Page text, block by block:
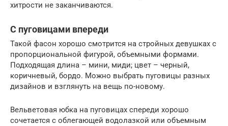
хитрости не заканчиваются.
С пуговицами впереди
Такой фасон хорошо смотрится на стройных девушках с
пропорциональной фигурой, объемными формами.
Подходящая длина – мини, миди; цвет – черный,
коричневый, бордо. Можно выбрать пуговицы разных
дизайнов и взглянуть на вещь по-новому.
Вельветовая юбка на пуговицах спереди хорошо
сочетается с облегающей водолазкой или объемным